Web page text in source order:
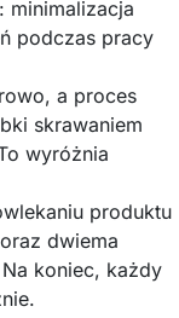
minimalizacja
podczas pracy
a proces
skrawaniem
wyróżnia
produktu
dwiema
koniec, każdy